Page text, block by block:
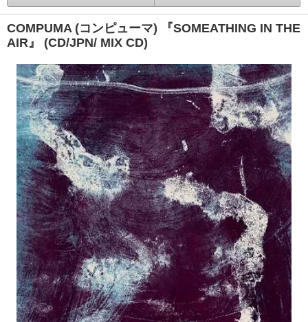
COMPUMA (コンピューマ) 『SOMEATHING IN THE
AIR』 (CD/JPN/ MIX CD)